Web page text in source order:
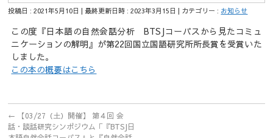
投稿日 : 2021年5月10日 最終更新日時 : 2023年3月15日 カテゴリー : お知らせ
この度『日本語の自然会話分析 BTSJコーパスから見たコミュ
ニケーションの解明』が第22回国立国語研究所所長賞を受賞いた
しました。
この本の概要はこちら
← 【03/27（土）開催】 第４回 会
話・談話研究シンポジウム「『BTSJ日